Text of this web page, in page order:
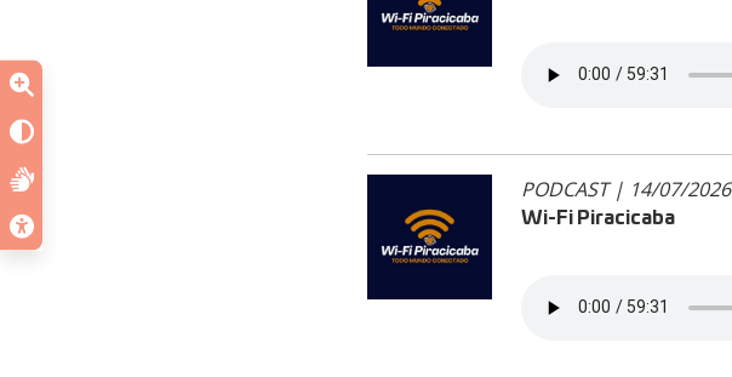
PODCAST | 14/07/2026
Wi-Fi Piracicaba